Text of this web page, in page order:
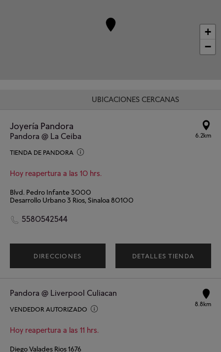
+
−
UBICACIONES CERCANAS
Joyería Pandora
Pandora @ La Ceiba
TIENDA DE PANDORA
Hoy reapertura a las 10 hrs.
6.2km
Blvd. Pedro Infante 3000
Desarrollo Urbano 3 Rios, Sinaloa 80100
5580542544
DIRECCIONES DETALLES TIENDA
Pandora @ Liverpool Culiacan
VENDEDOR AUTORIZADO
Hoy reapertura a las 11 hrs.
8.8km
Diego Valades Rios 1676